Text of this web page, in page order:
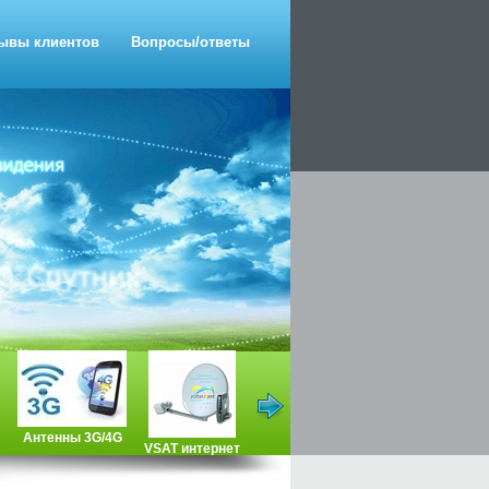
клиентов Вопросы/ответы
Антенны 3G/4G
VSAT интернет